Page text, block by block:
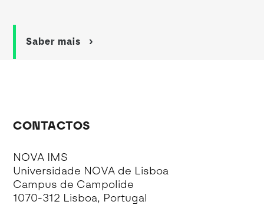
Saber mais
CONTACTOS
NOVA IMS
Universidade NOVA de Lisboa
Campus de Campolide
1070-312 Lisboa, Portugal